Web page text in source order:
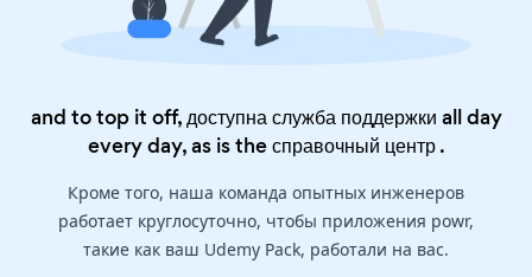
and to top it off, доступна служба поддержки all day
every day, as is theсправочный центр.
Кроме того, наша команда опытных инженеров
работает круглосуточно, чтобы приложения powr,
такие как ваш Udemy Pack, работали на вас.